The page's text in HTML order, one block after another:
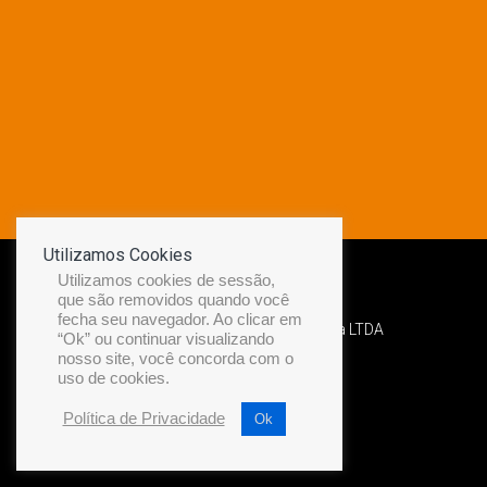
Desenvolvido por Diamond Náutica LTDA
Utilizamos Cookies
Utilizamos cookies de sessão,
que são removidos quando você
fecha seu navegador. Ao clicar em
“Ok” ou continuar visualizando
nosso site, você concorda com o
uso de cookies.
Política de Privacidade Ok